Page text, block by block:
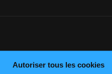
Autoriser tous les cookies
2,70 €